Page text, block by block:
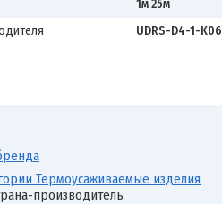
1м 25м
UDRS-D4-1-K06
Термоусаживаемые изделия
производитель